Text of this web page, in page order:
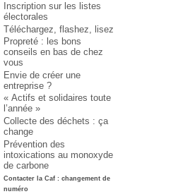
Inscription sur les listes
électorales
Téléchargez, flashez, lisez
Propreté : les bons
conseils en bas de chez
vous
Envie de créer une
entreprise ?
« Actifs et solidaires toute
l’année »
Collecte des déchets : ça
change
Prévention des
intoxications au monoxyde
de carbone
Contacter la Caf : changement de
numéro